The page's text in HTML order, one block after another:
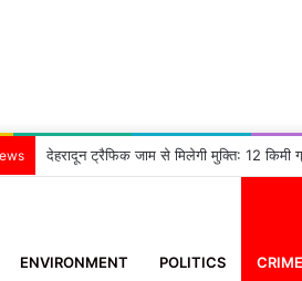
देहरादून ट्रैफिक जाम से मिलेगी मुक्ति: 12 किमी
ENVIRONMENT POLITICS CRIME